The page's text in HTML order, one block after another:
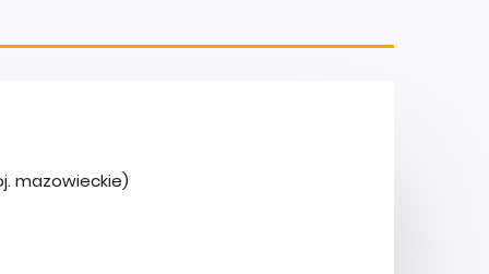
mazowieckie)